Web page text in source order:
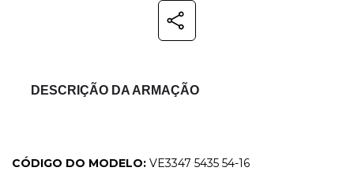
DESCRIÇÃO DA ARMAÇÃO
CÓDIGO DO MODELO: VE3347 5435 54-16